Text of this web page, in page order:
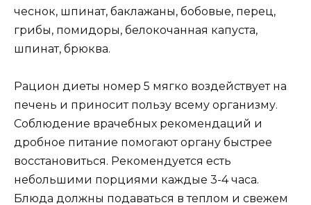
чеснок, шпинат, баклажаны, бобовые, перец,
грибы, помидоры, белокочанная капуста,
шпинат, брюква.
Рацион диеты номер 5 мягко воздействует на
печень и приносит пользу всему организму.
Соблюдение врачебных рекомендаций и
дробное питание помогают органу быстрее
восстановиться. Рекомендуется есть
небольшими порциями каждые 3-4 часа.
Блюда должны подаваться в теплом и свежем